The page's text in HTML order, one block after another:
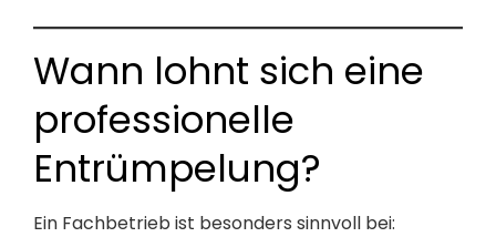
Wann lohnt sich eine
professionelle
Entrümpelung?
Ein Fachbetrieb ist besonders sinnvoll bei: